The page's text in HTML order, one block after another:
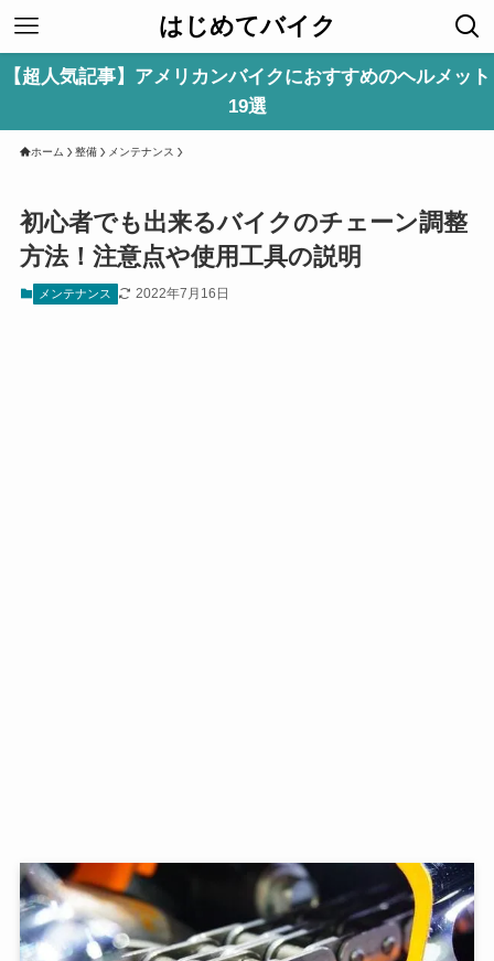
はじめてバイク
【超人気記事】アメリカンバイクにおすすめのヘルメット
19選
ホーム 整備 メンテナンス
初心者でも出来るバイクのチェーン調整
方法！注意点や使用工具の説明
メンテナンス 2022年7月16日